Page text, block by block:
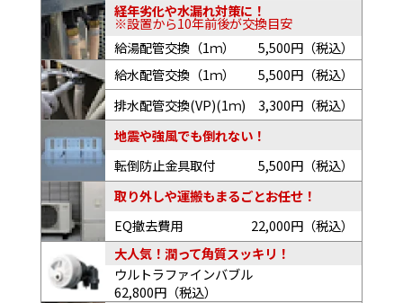
経年劣化や水漏れ対策に！
※設置から10年前後が交換目安
給湯配管交換（1ｍ）
5,500円（税込）
給水配管交換（1ｍ）
5,500円（税込）
排水配管交換(VP)(1ｍ)
3,300円（税込）
地震や強風でも倒れない！
転倒防止金具取付
5,500円（税込）
取り外しや運搬もまるごとお任せ！
EQ撤去費用
22,000円（税込）
大人気！潤って角質スッキリ！
ウルトラファインバブル
62,800円（税込）